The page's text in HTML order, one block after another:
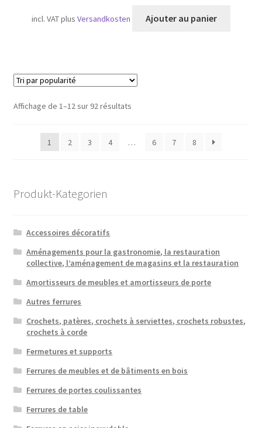
incl. VATplusVersandkosten Ajouter au panier
Affichage de 1–12 sur 92 résultatsTrié
1
2 3 4 … 6 7 8
Produkt-Kategorien
Accessoires décoratifs
Aménagements pour la gastronomie, la restauration
collective, l’aménagement de magasins et la restauration
Amortisseurs de meubles et amortisseurs de porte
Autres ferrures
Crochets, patères, crochets à serviettes, crochets robustes,
crochets à corde
Fermetures et supports
Ferrures de meubles et de bâtiments en bois
Ferrures de portes coulissantes
Ferrures de table